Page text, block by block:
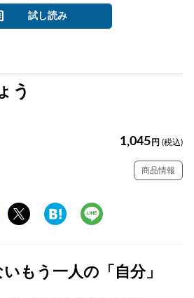
試し読み
う
1,045 円 (税込)
商品情報
もう一人の「自分」